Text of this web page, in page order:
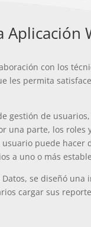
Aplicación
con los
les permita
gestión de
una parte, los roles
puede hacer
a uno o más
se diseñó
cargar sus